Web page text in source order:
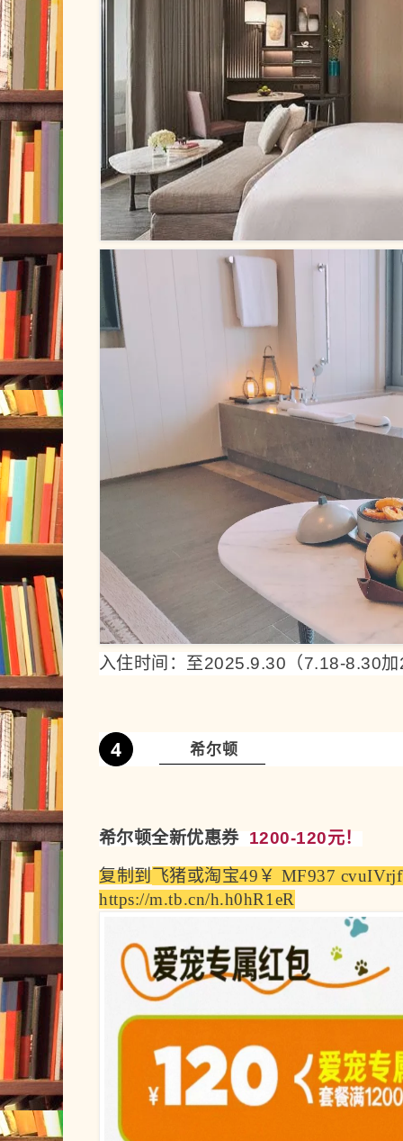
入住时间：至2025.9.30（7.18-8.30
4 希尔顿
希尔顿全新优惠券 1200-120元！
复制到飞猪或淘宝49￥ MF937
https://m.tb.cn/h.h0hR1eR